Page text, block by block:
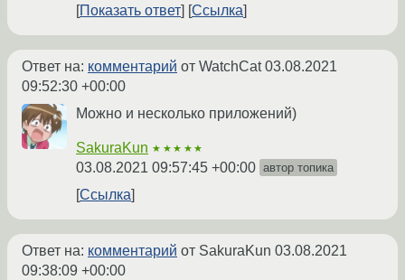
Показать ответ Ссылка
Ответ на: комментарий от WatchCat03.08.2021
09:52:30 +00:00
Можно и несколько приложений)
SakuraKun ★★★★★
03.08.2021 09:57:45 +00:00 автор топика
Ссылка
Ответ на: комментарий от SakuraKun 03.08.2021
09:38:09 +00:00